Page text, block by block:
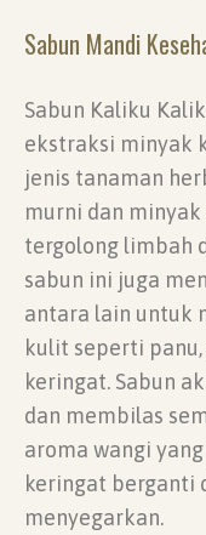
Sabun Mandi
Sabun Kaliku
ekstraksi minyak
jenis tanaman
murni dan
tergolong limbah
sabun ini juga
antara lain untuk
kulit seperti
keringat. Sabun
dan membilas
aroma wangi
keringat berganti
menyegarkan.